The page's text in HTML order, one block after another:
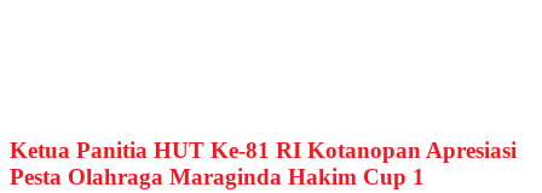
Ketua Panitia HUT Ke-81 RI Kotanopan Apresiasi
Pesta Olahraga Maraginda Hakim Cup 1